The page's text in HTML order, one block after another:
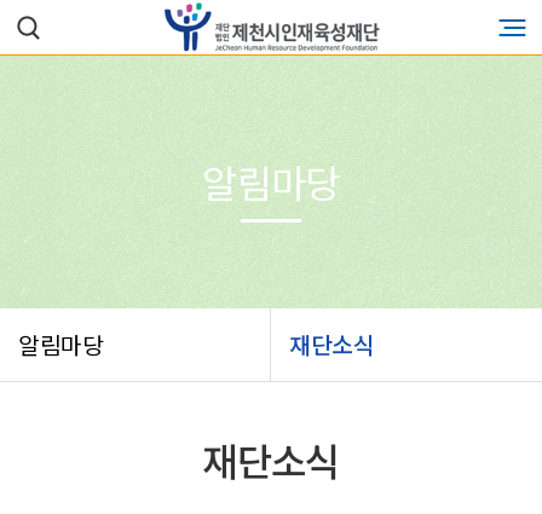
알림마당 재단소식
알림마당
재단소식